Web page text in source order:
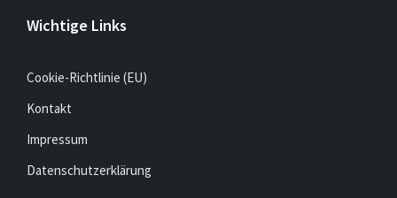
Wichtige Links
Cookie-Richtlinie (EU)
Kontakt
Impressum
Datenschutzerklärung